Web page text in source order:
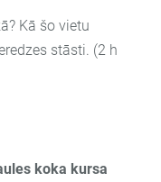
Kā šo vietu
stāsti. (2 h
koka kursa